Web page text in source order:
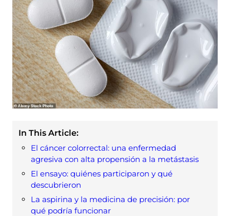
In This Article:
El cáncer colorrectal: una enfermedad
agresiva con alta propensión a la metástasis
El ensayo: quiénes participaron y qué
descubrieron
La aspirina y la medicina de precisión: por
qué podría funcionar